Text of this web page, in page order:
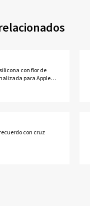
con flor de
para Apple
con cruz